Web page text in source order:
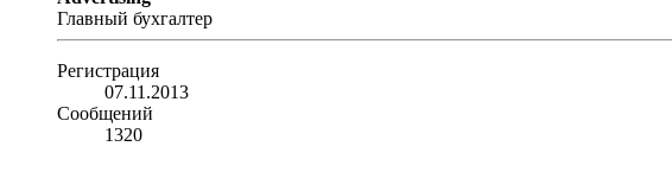
Главный бухгалтер
Регистрация
07.11.2013
Сообщений
1320